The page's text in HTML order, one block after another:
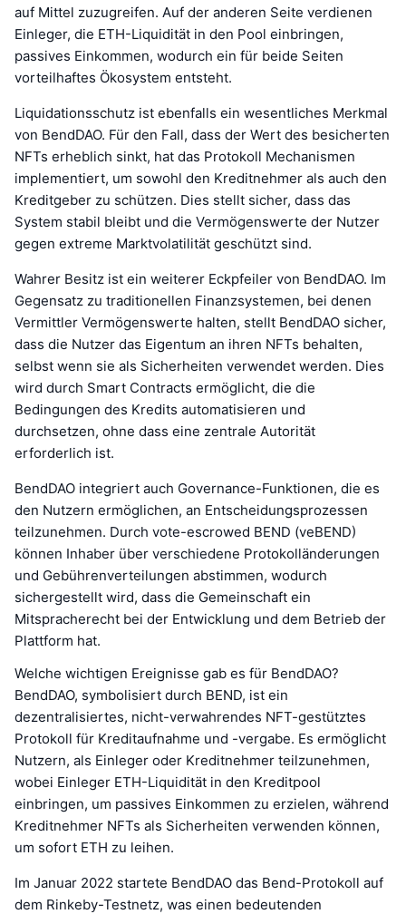
auf Mittel zuzugreifen. Auf der anderen Seite verdienen
Einleger, die ETH-Liquidität in den Pool einbringen,
passives Einkommen, wodurch ein für beide Seiten
vorteilhaftes Ökosystem entsteht.
Liquidationsschutz ist ebenfalls ein wesentliches Merkmal
von BendDAO. Für den Fall, dass der Wert des besicherten
NFTs erheblich sinkt, hat das Protokoll Mechanismen
implementiert, um sowohl den Kreditnehmer als auch den
Kreditgeber zu schützen. Dies stellt sicher, dass das
System stabil bleibt und die Vermögenswerte der Nutzer
gegen extreme Marktvolatilität geschützt sind.
Wahrer Besitz ist ein weiterer Eckpfeiler von BendDAO. Im
Gegensatz zu traditionellen Finanzsystemen, bei denen
Vermittler Vermögenswerte halten, stellt BendDAO sicher,
dass die Nutzer das Eigentum an ihren NFTs behalten,
selbst wenn sie als Sicherheiten verwendet werden. Dies
wird durch Smart Contracts ermöglicht, die die
Bedingungen des Kredits automatisieren und
durchsetzen, ohne dass eine zentrale Autorität
erforderlich ist.
BendDAO integriert auch Governance-Funktionen, die es
den Nutzern ermöglichen, an Entscheidungsprozessen
teilzunehmen. Durch vote-escrowed BEND (veBEND)
können Inhaber über verschiedene Protokolländerungen
und Gebührenverteilungen abstimmen, wodurch
sichergestellt wird, dass die Gemeinschaft ein
Mitspracherecht bei der Entwicklung und dem Betrieb der
Plattform hat.
Welche wichtigen Ereignisse gab es für BendDAO?
BendDAO, symbolisiert durch BEND, ist ein
dezentralisiertes, nicht-verwahrendes NFT-gestütztes
Protokoll für Kreditaufnahme und -vergabe. Es ermöglicht
Nutzern, als Einleger oder Kreditnehmer teilzunehmen,
wobei Einleger ETH-Liquidität in den Kreditpool
einbringen, um passives Einkommen zu erzielen, während
Kreditnehmer NFTs als Sicherheiten verwenden können,
um sofort ETH zu leihen.
Im Januar 2022 startete BendDAO das Bend-Protokoll auf
dem Rinkeby-Testnetz, was einen bedeutenden